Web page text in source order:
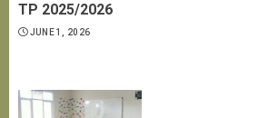
TP 2025/2026
JUNE 1, 2026